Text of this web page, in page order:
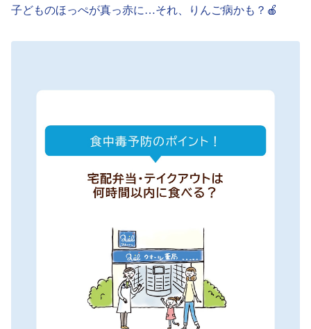
子どものほっぺが真っ赤に…それ、りんご病かも？🍎